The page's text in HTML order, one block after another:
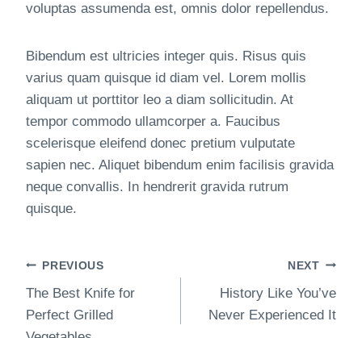
voluptas assumenda est, omnis dolor repellendus.
Bibendum est ultricies integer quis. Risus quis
varius quam quisque id diam vel. Lorem mollis
aliquam ut porttitor leo a diam sollicitudin. At
tempor commodo ullamcorper a. Faucibus
scelerisque eleifend donec pretium vulputate
sapien nec. Aliquet bibendum enim facilisis gravida
neque convallis. In hendrerit gravida rutrum
quisque.
Inläggsnavigering
PREVIOUS
The Best Knife for
Perfect Grilled
NEXT
History Like You’ve
Never Experienced It